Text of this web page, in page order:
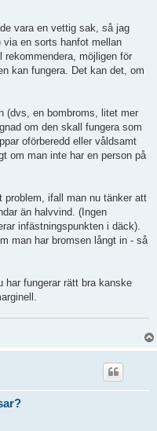
vara en vettig sak, så jag
via en sorts hanfot mellan
möjligen för
kan fungera. Det kan det, om
(dvs, en bombroms, litet mer
om den skall fungera som
oförberedd eller våldsamt
om man inte har en person på
problem, ifall man nu tänker att
än halvvind. (Ingen
infästningspunkten i däck).
man har bromsen långt in - så
har fungerar rätt bra kanske